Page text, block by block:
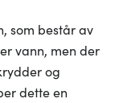
som består av
vann, men der
og
dette en